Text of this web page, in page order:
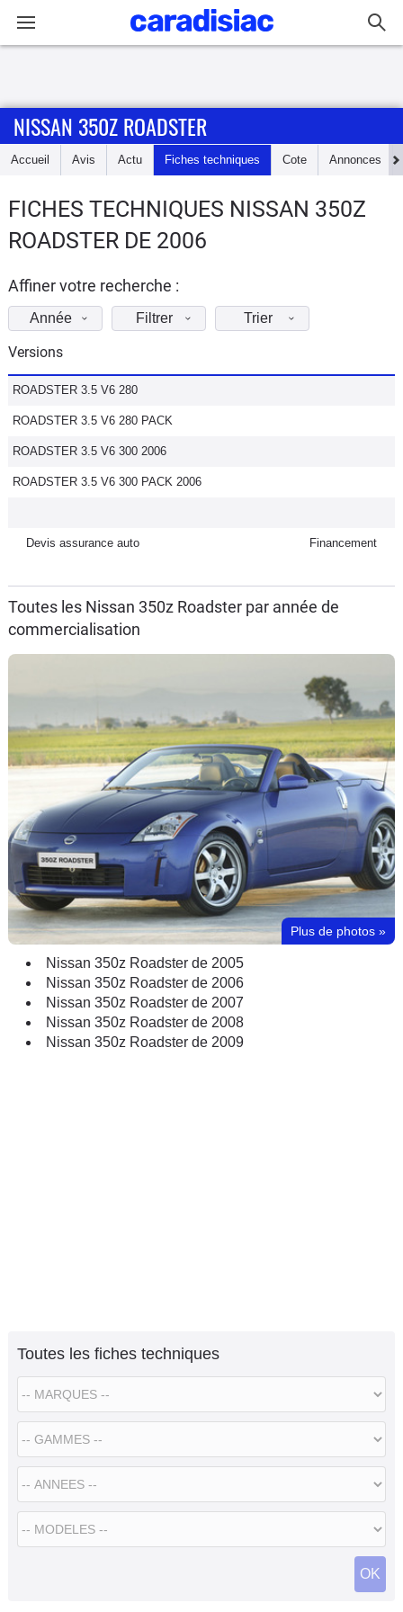
Accueil
Essais
d'achat
Electriques
Utilitaires
Flottes
Auto
Services
Forum
Moto
Marques
NISSAN 350Z ROADSTER
Accueil Avis Actu Fiches techniques Cote Annonces
FICHES TECHNIQUES NISSAN 350Z
ROADSTER DE 2006
Affiner votre recherche :
Année Filtrer Trier
Versions
ROADSTER 3.5 V6 280
ROADSTER 3.5 V6 280 PACK
ROADSTER 3.5 V6 300 2006
ROADSTER 3.5 V6 300 PACK 2006
Devis assurance auto Financement
Toutes les Nissan 350z Roadster par année de
commercialisation
Plus de photos »
Nissan 350z Roadster de 2005
Nissan 350z Roadster de 2006
Nissan 350z Roadster de 2007
Nissan 350z Roadster de 2008
Nissan 350z Roadster de 2009
Toutes les fiches techniques